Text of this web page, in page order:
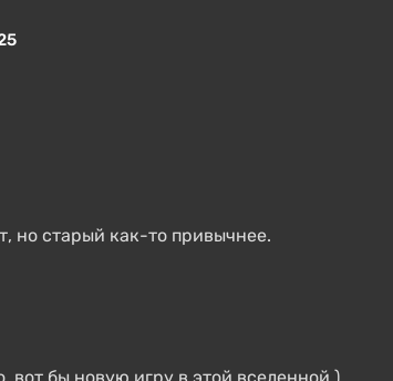
но старый как-то привычнее.